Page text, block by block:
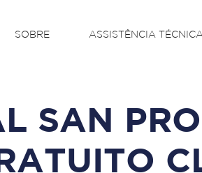
SOBRE ASSISTÊNCIA TÉCNICA
SAN